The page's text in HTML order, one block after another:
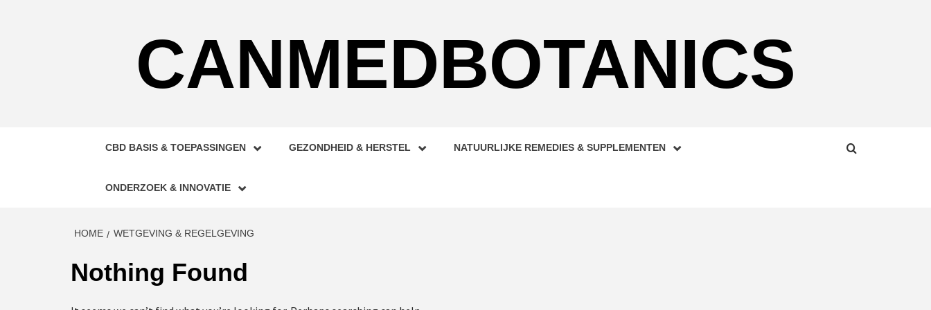
CANMEDBOTANICS
CBD BASIS & TOEPASSINGEN GEZONDHEID & HERSTEL NATUURLIJKE REMEDIES & SUPPLEMENTEN
ONDERZOEK & INNOVATIE
HOME WETGEVING & REGELGEVING
Nothing Found